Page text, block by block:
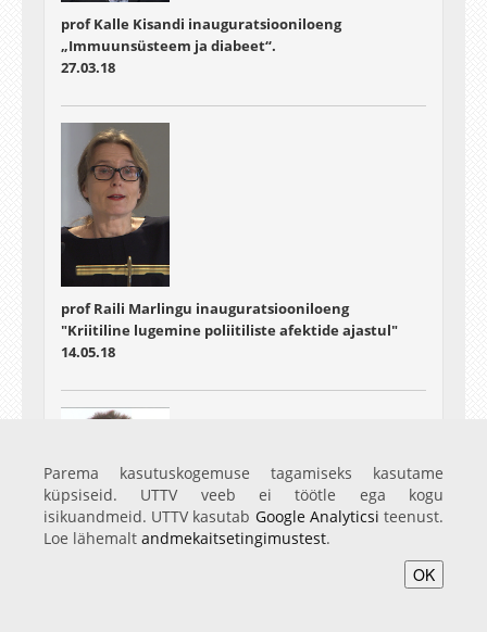
prof Kalle Kisandi inauguratsiooniloeng
„Immuunsüsteem ja diabeet“.
27.03.18
prof Raili Marlingu inauguratsiooniloeng
"Kriitiline lugemine poliitiliste afektide ajastul"
14.05.18
Parema kasutuskogemuse tagamiseks kasutame
küpsiseid. UTTV veeb ei töötle ega kogu
isikuandmeid. UTTV kasutab Google Analyticsi teenust.
Loe lähemalt andmekaitsetingimustest.
OK